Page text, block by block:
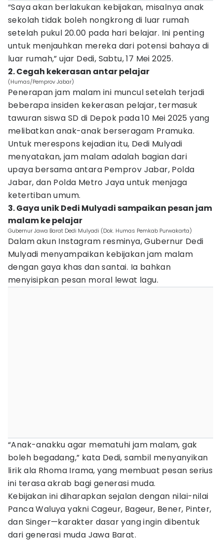
“Saya akan berlakukan kebijakan, misalnya anak
sekolah tidak boleh nongkrong di luar rumah
setelah pukul 20.00 pada hari belajar. Ini penting
untuk menjauhkan mereka dari potensi bahaya di
luar rumah,” ujar Dedi, Sabtu, 17 Mei 2025.
2. Cegah kekerasan antar pelajar
(Humas/Pemprov Jabar)
Penerapan jam malam ini muncul setelah terjadi
beberapa insiden kekerasan pelajar, termasuk
tawuran siswa SD di Depok pada 10 Mei 2025 yang
melibatkan anak-anak berseragam Pramuka.
Untuk merespons kejadian itu, Dedi Mulyadi
menyatakan, jam malam adalah bagian dari
upaya bersama antara Pemprov Jabar, Polda
Jabar, dan Polda Metro Jaya untuk menjaga
ketertiban umum.
3. Gaya unik Dedi Mulyadi sampaikan pesan jam
malam ke pelajar
Gubernur Jawa Barat Dedi Mulyadi (Dok. Humas Pemkab Purwakarta)
Dalam akun Instagram resminya, Gubernur Dedi
Mulyadi menyampaikan kebijakan jam malam
dengan gaya khas dan santai. Ia bahkan
menyisipkan pesan moral lewat lagu.
“Anak-anakku agar mematuhi jam malam, gak
boleh begadang,” kata Dedi, sambil menyanyikan
lirik ala Rhoma Irama, yang membuat pesan serius
ini terasa akrab bagi generasi muda.
Kebijakan ini diharapkan sejalan dengan nilai-nilai
Panca Waluya yakni Cageur, Bageur, Bener, Pinter,
dan Singer—karakter dasar yang ingin dibentuk
dari generasi muda Jawa Barat.